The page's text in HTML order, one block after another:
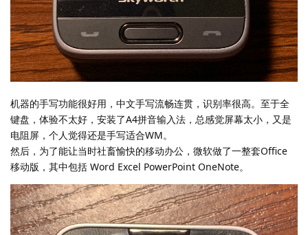
机器的手写功能很好用，中文手写流畅连贯，识别率很高。至于全
键盘，体验不太好，安装了A4拼音输入法，总感觉屏幕太小，又是
电阻屏，个人觉得还是手写适合WM。
然后，为了能让当时社畜愉快的移动办公，微软做了一整套Office
移动版，其中包括 Word Excel PowerPoint OneNote。